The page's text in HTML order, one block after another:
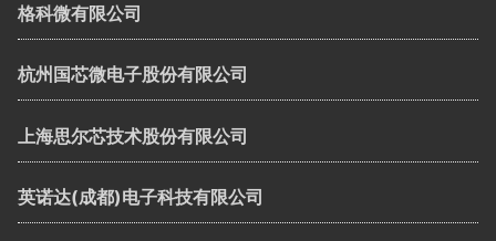
格科微有限公司
杭州国芯微电子股份有限公司
上海思尔芯技术股份有限公司
英诺达(成都)电子科技有限公司